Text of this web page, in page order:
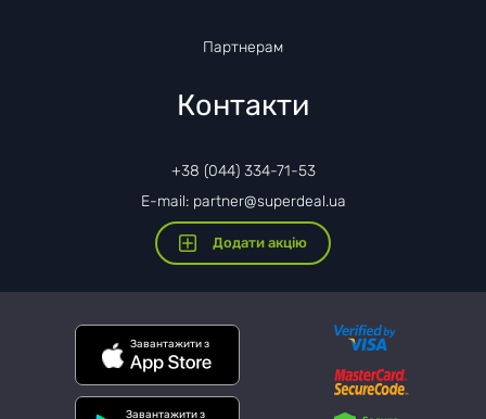
Партнерам
Контакти
+38 (044) 334-71-53
E-mail: partner@superdeal.ua
Додати акцію
Завантажити з
Завантажити з